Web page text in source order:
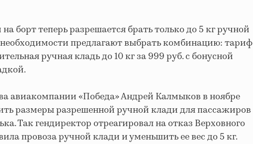
борт теперь разрешается брать только до 5 кг ручной
предлагают выбрать комбинацию: тариф
ручная кладь до 10 кг за 999 руб. с бонусной
авиакомпании «Победа» Андрей Калмыков в ноябре
размеры разрешенной ручной клади для пассажиров
Так гендиректор отреагировал на отказ Верховного
провоза ручной клади и уменьшить ее вес до 5 кг.